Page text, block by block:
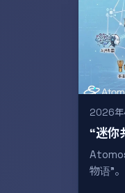
2026年
“迷你
物语”。